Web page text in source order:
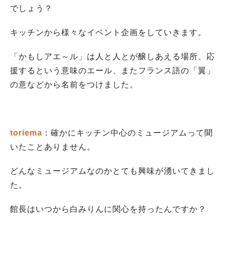
でしょう？
キッチンから様々なイベント企画をしていきます。
「かもしアエ～ル」は人と人とが醸しあえる場所、応
援するという意味のエール、またフランス語の「翼」
の意などから名前をつけました。
toriema ：確かに キッチン中心のミュージアムって聞
いたことありません。
どんなミュージアムなのかとても興味が湧いてきまし
た。
館長はいつから白みりんに関心を持ったんですか？